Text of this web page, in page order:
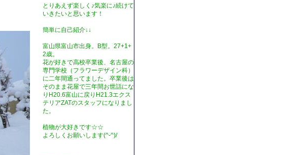
とりあえず楽しく♪気楽に♪続けて
いきたいと思います！
簡単に自己紹介↓↓
富山県富山市出身。B型。27+1+
2歳。
花が好きで高校卒業後、名古屋の
専門学校（フラワーデザイン科）
に二年間通ってました。卒業後は
そのまま花屋で三年間お世話にな
りH20.6富山に戻りH21.3エクス
テリアZATのスタッフになりまし
た。
植物が大好きです☆☆
よろしくお願いします(^-^)/